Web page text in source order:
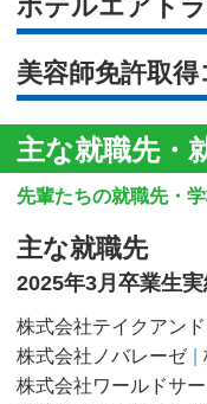
ホテルエアト
美容師免許取得
主な就職先・
先輩たちの就職先・
主な就職先
2025年3月卒業生
株式会社テイクアン
株式会社ノバレーゼ
株式会社ワールドサ